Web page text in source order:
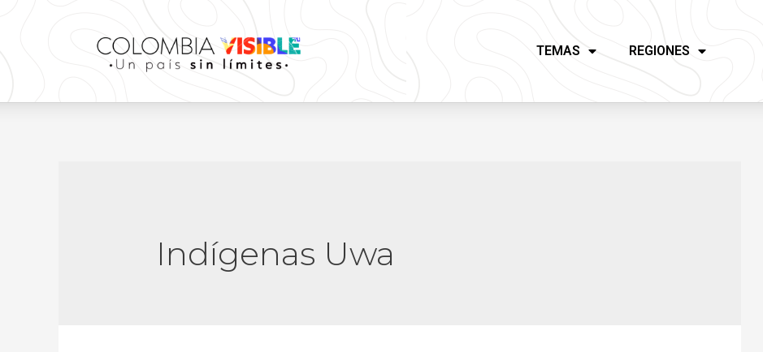
TEMAS REGIONES
Indígenas Uwa